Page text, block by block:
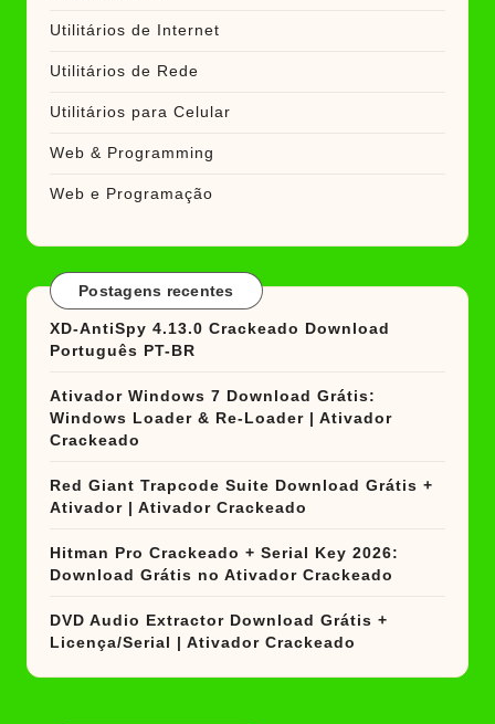
Utilitários de Internet
Utilitários de Rede
Utilitários para Celular
Web & Programming
Web e Programação
Postagens recentes
XD-AntiSpy 4.13.0 Crackeado Download
Português PT-BR
Ativador Windows 7 Download Grátis:
Windows Loader & Re-Loader | Ativador
Crackeado
Red Giant Trapcode Suite Download Grátis +
Ativador | Ativador Crackeado
Hitman Pro Crackeado + Serial Key 2026:
Download Grátis no Ativador Crackeado
DVD Audio Extractor Download Grátis +
Licença/Serial | Ativador Crackeado